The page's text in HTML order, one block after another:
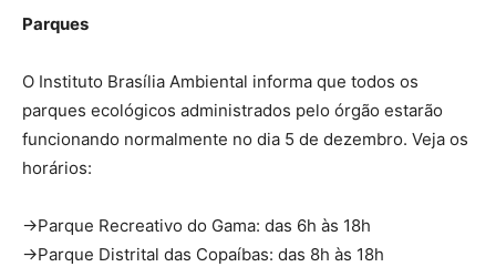
Parques
O Instituto Brasília Ambiental informa que todos os
parques ecológicos administrados pelo órgão estarão
funcionando normalmente no dia 5 de dezembro. Veja os
horários:
→Parque Recreativo do Gama: das 6h às 18h
→Parque Distrital das Copaíbas: das 8h às 18h